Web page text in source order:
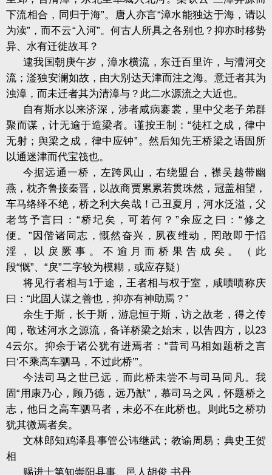
下流相合，同归于海”。唐人亦言“漳水能独达于海，请以
为渎” ，而不云“入河”。何古人所具之各别也？抑亦时移势
异、水有迁徙故耳？
逮我国朝庚午岁，漳水横流，东迁百里许，与漕河交
流；滏独安澜如故，由大别达天津而注之海。意迁者其为
浊漳，而未迁者其为清漳与？此二水源流之大近也。
自有斯水以来济深，涉者咸病褰裳，里中父老子弟群
聚而谋，计无逾于造梁者。谨按王制： “徒杠之成，律中
无射；舆梁之成，律中应钟”。然后知先王桥梁之语固所
以通迷津而代宝筏也。
今据远通一桥，左跨凤山，右绕盟台，襟吴越带幽
燕，枕齐鲁接秦晋，以故商贾累累若贯珠然，冠盖相望，
车马络绎不绝，桥之利大矣哉！己丑夏月，河水泛溢，父
老笃予言曰： “桥圮矣，可若何？ ”余应之曰：“ 修之
便。 ” 因偕诸同志，慨然奋兴，夙夜维动，罔敢即于慆
淫，以戾厥事。不逾月而桥果告成矣。（此
段“慨”、 “戾”二字较为模糊，或应存疑）
将见行者相与1于途，王者相与权于室，咸啧啧称庆
曰： “此固人谋之善也，抑亦有神助焉？ ”
余生于斯，长于斯，游息恒于斯，访之故老，得之传
闻，敬述河水之源流，备详桥梁之始末，以告四方，以23
4云尔。抑余于诸公犹有进焉者： “昔司马相如题桥之言
曰‘不乘高车驷马，不过此桥’”。
今法司马之世已远，而此桥未尝不与司马同凡。我
固“用康乃心，顾乃德，远乃猷” ，慕司马之风，怀题桥之
志，他日之高车驷马者，未必不在此桥也。则此5之桥功
犹其微焉者矣。
文林郎知鸡泽县事管公讳继武；教谕周易；典史王贺
相
赐进士第知崇阳县事、邑人胡俊 书丹